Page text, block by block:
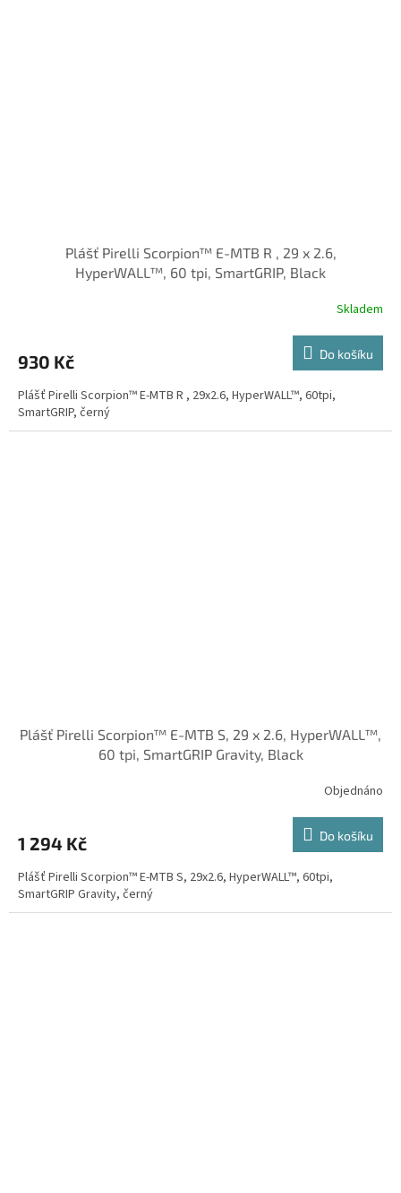
Plášť Pirelli Scorpion™ E-MTB R , 29 x 2.6,
HyperWALL™, 60 tpi, SmartGRIP, Black
Skladem
930 Kč Do košíku
Plášť Pirelli Scorpion™ E-MTB R , 29x2.6, HyperWALL™, 60tpi,
SmartGRIP, černý
Plášť Pirelli Scorpion™ E-MTB S, 29 x 2.6, HyperWALL™,
60 tpi, SmartGRIP Gravity, Black
Objednáno
1 294 Kč Do košíku
Plášť Pirelli Scorpion™ E-MTB S, 29x2.6, HyperWALL™, 60tpi,
SmartGRIP Gravity, černý